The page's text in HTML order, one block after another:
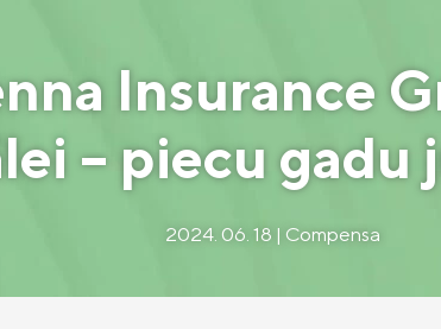
Insurance
– piecu gadu
2024. 06. 18 | Compensa